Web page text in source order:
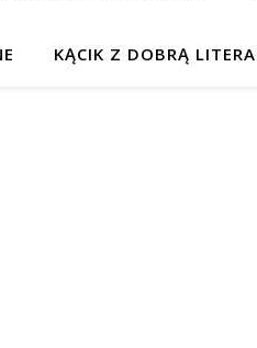
KĄCIK Z DOBRĄ